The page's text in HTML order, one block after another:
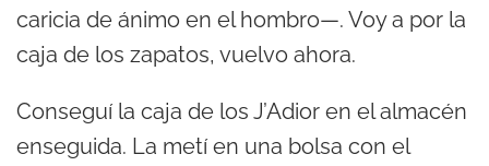
caricia de ánimo en el hombro—. Voy a por la
caja de los zapatos, vuelvo ahora.
Conseguí la caja de los J’Adior en el almacén
enseguida. La metí en una bolsa con el